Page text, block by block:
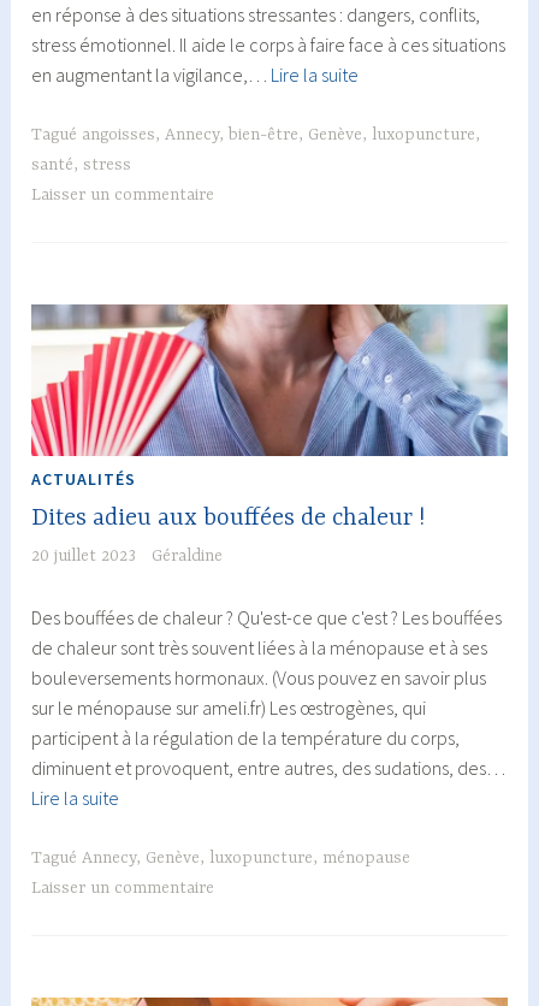
en réponse à des situations stressantes : dangers, conflits,
stress émotionnel. Il aide le corps à faire face à ces situations
en augmentant la vigilance,… Lire la suite
:
Tagué angoisses,Annecy, bien-être, Genève, luxopuncture,
santé,stress
Laisser un commentaire
ACTUALITÉS
Dites adieu aux bouffées de chaleur !
20 juillet 2023 Géraldine
Des bouffées de chaleur ? Qu'est-ce que c'est ? Les bouffées
de chaleur sont très souvent liées à la ménopause et à ses
bouleversements hormonaux. (Vous pouvez en savoir plus
sur le ménopause sur ameli.fr) Les œstrogènes, qui
participent à la régulation de la température du corps,
diminuent et provoquent, entre autres, des sudations, des…
Lire la suite
aux
bouffées
TaguéAnnecy, Genève, luxopuncture, ménopause
Laisser un commentaire